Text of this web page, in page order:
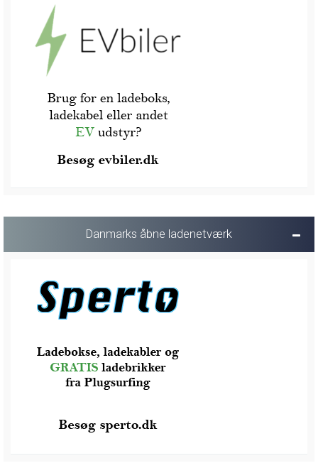
Danmarks åbne ladenetværk